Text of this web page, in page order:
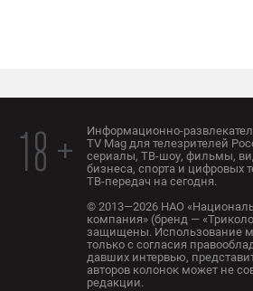
18 +
Информационно-
TV Mag для телезрителей
сериалы, ТВ-шоу, фильмы,
бизнеса, спорта и цифровых
ТВ-передач на сегодня.
© 2013—2026 НАО
компания» (бренд —
защищены. Использование
только с согласия
давших интервью,
авторов колонок может не
редакции.